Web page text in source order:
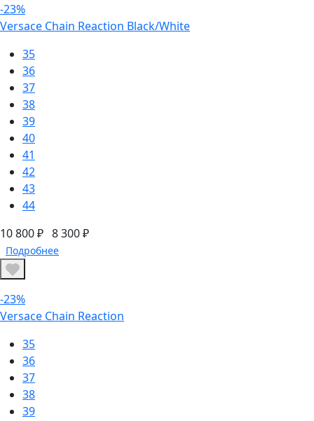
-23%
Versace Chain Reaction Black/White
35
36
37
38
39
40
41
42
43
44
10 800 ₽ 8 300 ₽
Подробнее
-23%
Versace Chain Reaction
35
36
37
38
39